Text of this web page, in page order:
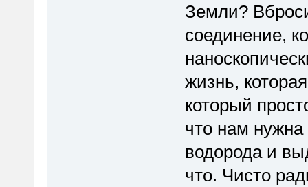
Земли?
соединение,
жизнь,
который
что нам
водорода и
что. Чисто